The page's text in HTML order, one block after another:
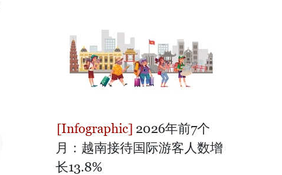
2026年前7个
月：越南接待国际游客人数增
长13.8%